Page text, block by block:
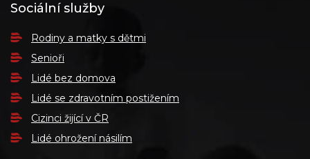
Sociální služby
Rodiny a matky s dětmi
Senioři
Lidé bez domova
Lidé se zdravotním postižením
Cizinci žijící v ČR
Lidé ohrožení násilím